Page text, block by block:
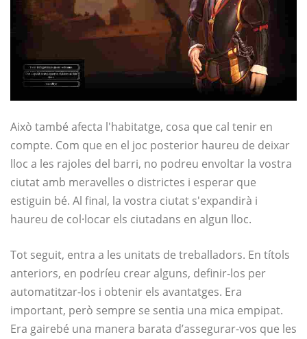
Això també afecta l'habitatge, cosa que cal tenir en
compte. Com que en el joc posterior haureu de deixar
lloc a les rajoles del barri, no podreu envoltar la vostra
ciutat amb meravelles o districtes i esperar que
estiguin bé. Al final, la vostra ciutat s'expandirà i
haureu de col·locar els ciutadans en algun lloc.
Tot seguit, entra a les unitats de treballadors. En títols
anteriors, en podríeu crear alguns, definir-los per
automatitzar-los i obtenir els avantatges. Era
important, però sempre se sentia una mica empipat.
Era gairebé una manera barata d’assegurar-vos que les